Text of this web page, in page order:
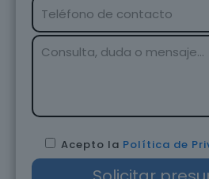
Acepto la Política de